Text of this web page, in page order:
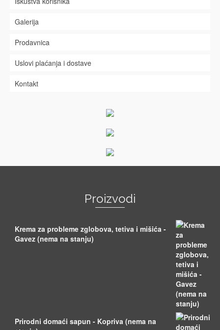
Galerija
Prodavnica
Uslovi plaćanja i dostave
Kontakt
Proizvodi
Krema za probleme zglobova, tetiva i mišića -
Gavez (nema na stanju)
Prirodni domaći sapun - Kopriva (nema na